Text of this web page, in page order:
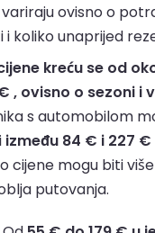
ovisno o
i koliko unaprijed
kreću se od
, ovisno o sezoni i
s automobilom
između 84 € i 227
cijene mogu biti
putovanja.